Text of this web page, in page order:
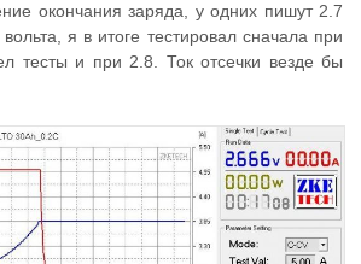
окончания заряда, у одних пишут 2.7
я в итоге тестировал сначала при
тесты и при 2.8. Ток отсечки везде бы